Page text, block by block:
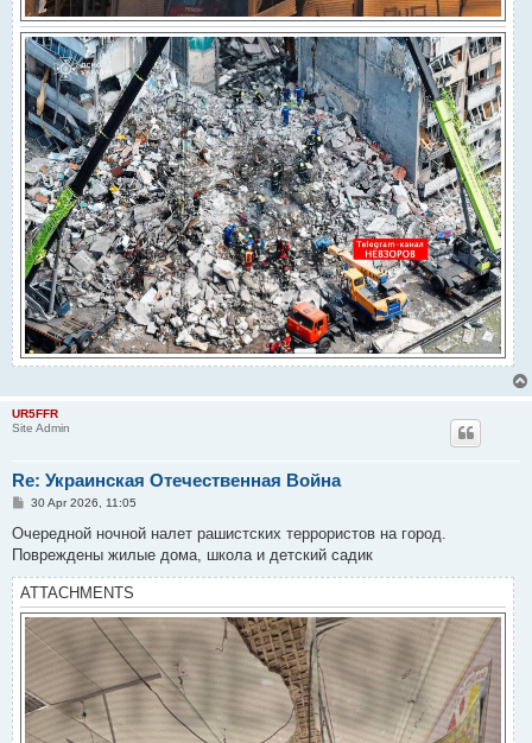
UR5FFR
Site Admin
Re: Украинская Отечественная Война
P
s
30 Apr 2026, 11:05
Очередной ночной налет рашистских террористов на город.
Повреждены жилые дома, школа и детский садик
ATTACHMENTS